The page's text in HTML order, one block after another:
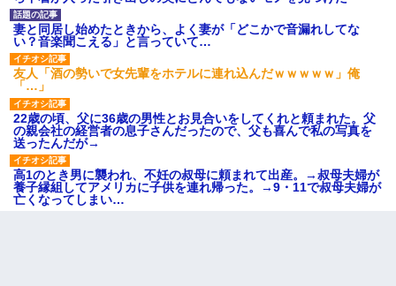
妻と同居し始めたときから、よく妻が「どこかで音漏れしてな
い？音楽聞こえる」と言っていて…
友人「酒の勢いで女先輩をホテルに連れ込んだｗｗｗｗｗ」俺
「…」
22歳の頃、父に36歳の男性とお見合いをしてくれと頼まれた。父
の親会社の経営者の息子さんだったので、父も喜んで私の写真を
送ったんだが→
高1のとき男に襲われ、不妊の叔母に頼まれて出産。→叔母夫婦が
養子縁組してアメリカに子供を連れ帰った。→9・11で叔母夫婦が
亡くなってしまい…